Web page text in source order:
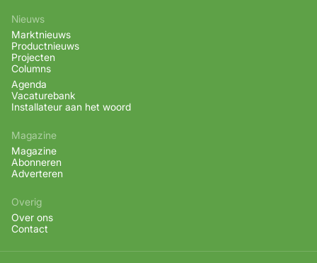
Nieuws
Marktnieuws
Productnieuws
Projecten
Columns
Agenda
Vacaturebank
Installateur aan het woord
Magazine
Magazine
Abonneren
Adverteren
Overig
Over ons
Contact